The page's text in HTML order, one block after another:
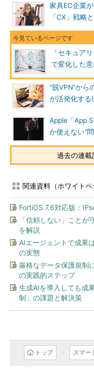
家具EC企業
「CX」戦略
「セキュア
で変化した
“脱VPN”から
が活発化する
Apple「App
か使えない”
過去の連載
関連資料（ホワイトペ
FortiOS 7.6対応版：
「信頼しない」こと
を解説
AIエージェントで成果
の実態
厳格なデータ保護規制
の実践的ステップ
生成AIを導入しても成
制」の課題と解決策
トップ スマー